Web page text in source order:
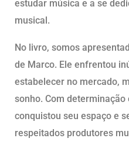
estudar música e a se
musical.
No livro, somos
de Marco. Ele enfrentou
estabelecer no mercado,
sonho. Com determinação
conquistou seu espaço e
respeitados produtores